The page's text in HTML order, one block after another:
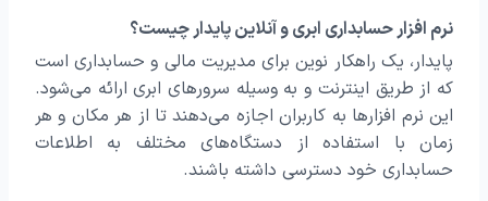
نرم افزار حسابداری ابری و آنلاین پایدار چیست؟
پایدار، یک راهکار نوین برای مدیریت مالی و حسابداری است
که از طریق اینترنت و به وسیله سرورهای ابری ارائه می‌شود.
این نرم افزارها به کاربران اجازه می‌دهند تا از هر مکان و هر
زمان با استفاده از دستگاه‌های مختلف به اطلاعات
حسابداری خود دسترسی داشته باشند.